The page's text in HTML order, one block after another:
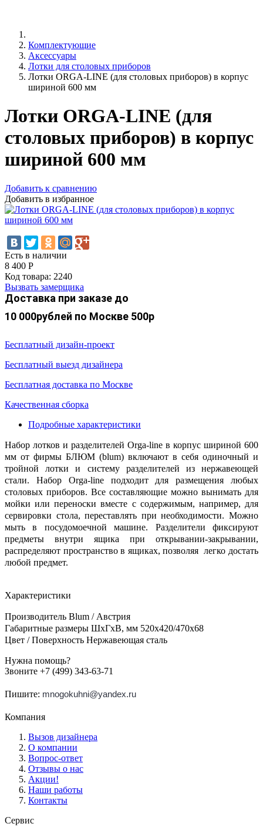
Комплектующие
Аксессуары
Лотки для столовых приборов
Лотки ORGA-LINE (для столовых приборов) в корпус
шириной 600 мм
Лотки ORGA-LINE (для
столовых приборов) в корпус
шириной 600 мм
Добавить к сравнению
Добавить в избранное
Есть в наличии
8 400 Р
Код товара: 2240
Вызвать замерщика
Доставка при заказе до
10 000рублей по Москве 500р
Бесплатный дизайн-проект
Бесплатный выезд дизайнера
Бесплатная доставка по Москве
Качественная сборка
Подробные характеристики
Набор лотков и разделителей Orga-line в корпус шириной 600
мм от фирмы БЛЮМ (blum) включают в себя одиночный и
тройной лотки и систему разделителей из нержавеющей
стали. Набор Orga-line подходит для размещения любых
столовых приборов. Все составляющие можно вынимать для
мойки или переноски вместе с содержимым, например, для
сервировки стола, переставлять при необходимости. Можно
мыть в посудомоечной машине. Разделители фиксируют
предметы внутри ящика при открывании-закрывании,
распределяют пространство в ящиках, позволяя легко достать
любой предмет.
Характеристики
Производитель Blum / Австрия
Габаритные размеры ШхГхВ, мм 520х420/470х68
Цвет / Поверхность Нержавеющая сталь
Нужна помощь?
Звоните +7 (499) 343-63-71
Пишите: mnogokuhni@yandex.ru
Компания
Вызов дизайнера
О компании
Вопрос-ответ
Отзывы о нас
Акции!
Наши работы
Контакты
Сервис